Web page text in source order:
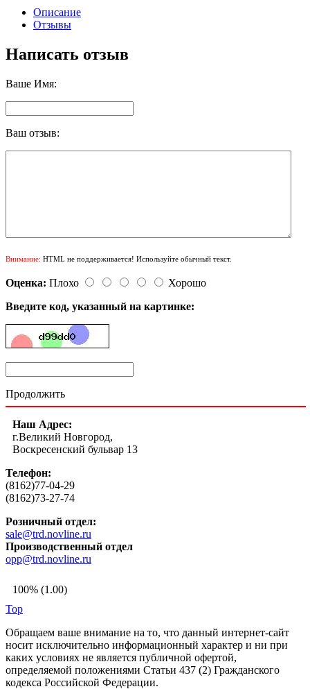
Описание
Отзывы
Написать отзыв
Ваше Имя:
Ваш отзыв:
Внимание: HTML не поддерживается! Используйте обычный текст.
Оценка: Плохо
Хорошо
Введите код, указанный на картинке:
Продолжить
Наш Адрес:
г.Великий Новгород,
Воскресенский бульвар 13
Телефон:
(8162)77-04-29
(8162)73-27-74
Розничный отдел:
sale@trd.novline.ru
Производственный отдел
opp@trd.novline.ru
100% (1.00)
Top
Обращаем ваше внимание на то, что данный интернет-сайт
носит исключительно информационный характер и ни при
каких условиях не является публичной офертой,
определяемой положениями Статьи 437 (2) Гражданского
кодекса Российской Федерации.